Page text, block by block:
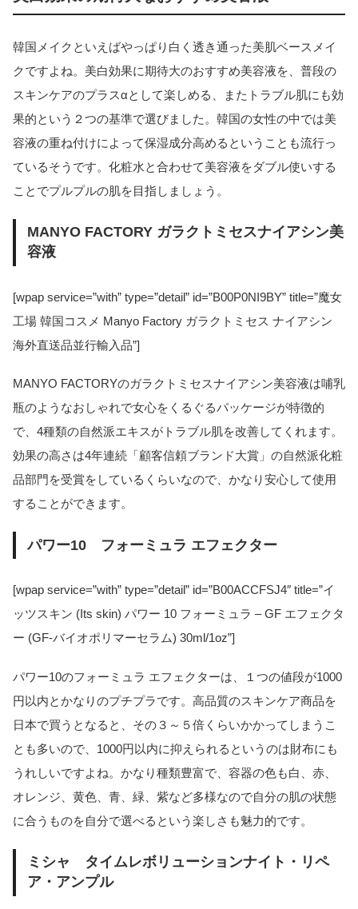
韓国メイクといえばやっぱり白く透き通った美肌ベースメイ
クですよね。美白効果に期待大のおすすめ美容液を、普段の
スキンケアのプラスαとして楽しめる、またトラブル肌にも効
果的という２つの基準で選びました。韓国の女性の中では美
容液の重ね付けによって保湿成分高めるということも流行っ
ているそうです。化粧水と合わせて美容液をダブル使いする
ことでプルプルの肌を目指しましょう。
MANYO FACTORY ガラクトミセスナイアシン美
容液
[wpap service=”with” type=”detail” id=”B00P0NI9BY” title=”魔女
工場 韓国コスメ Manyo Factory ガラクトミセス ナイアシン
海外直送品並行輸入品”]
MANYO FACTORYのガラクトミセスナイアシン美容液は哺乳
瓶のようなおしゃれで女心をくるぐるパッケージが特徴的
で、4種類の自然派エキスがトラブル肌を改善してくれます。
効果の高さは4年連続「顧客信頼ブランド大賞」の自然派化粧
品部門を受賞をしているくらいなので、かなり安心して使用
することができます。
パワー10 フォーミュラ エフェクター
[wpap service=”with” type=”detail” id=”B00ACCFSJ4″ title=”イ
ッツスキン (Its skin) パワー 10 フォーミュラ – GF エフェクタ
ー (GF-バイオポリマーセラム) 30ml/1oz”]
パワー10のフォーミュラ エフェクターは、１つの値段が1000
円以内とかなりのプチプラです。高品質のスキンケア商品を
日本で買うとなると、その３～５倍くらいかかってしまうこ
とも多いので、1000円以内に抑えられるというのは財布にも
うれしいですよね。かなり種類豊富で、容器の色も白、赤、
オレンジ、黄色、青、緑、紫など多様なので自分の肌の状態
に合うものを自分で選べるという楽しさも魅力的です。
ミシャ タイムレボリューションナイト・リペ
ア・アンプル